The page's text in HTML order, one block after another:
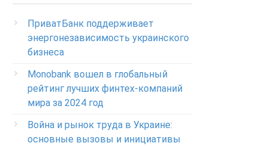
Телефон для звонков из-за рубежа
+38-056-716-11-31
корпоративных клиентов ПриватБанка
Колл центр: 3700
Круглосуточный телефон поддержки
VIP­-клиентов ПриватБанка
+38-056-716-12-12
ПриватБанк поддерживает
энергонезависимость украинского
бизнеса
Monobank вошел в глобальный
рейтинг лучших финтех-компаний
мира за 2024 год
Война и рынок труда в Украине:
основные вызовы и инициативы